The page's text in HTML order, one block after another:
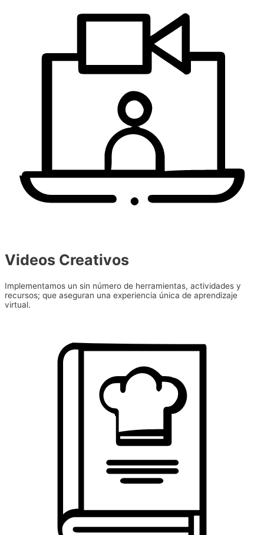
Videos Creativos
Implementamos un sin número de herramientas, actividades y
recursos; que aseguran una experiencia única de aprendizaje
virtual.